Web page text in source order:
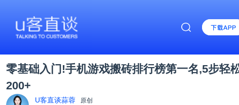
零基础入门!手机游戏搬砖排行榜第一名,5步轻
200+
U客直谈蒜蓉 原创